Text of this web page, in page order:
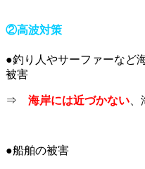
②高波対策
●釣り人やサーファーなど
被害
⇒ 海岸には近づかない
●船舶の被害